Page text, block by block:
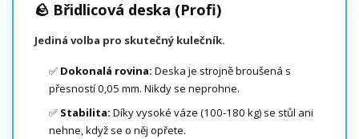
🪨 Břidlicová deska (Profi)
Jediná volba pro skutečný kulečník.
✅ Dokonalá rovina: Deska je strojně broušená s
přesností 0,05 mm. Nikdy se neprohne.
✅ Stabilita: Díky vysoké váze (100-180 kg) se stůl ani
nehne, když se o něj opřete.